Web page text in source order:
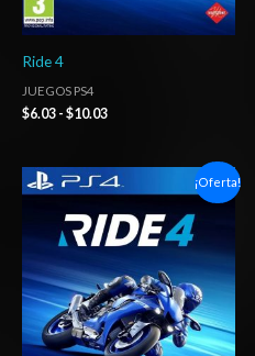
Ride 4
JUEGOS PS4
$6.03 - $10.03
¡Oferta!
Rango
de
precios:
desde
$4.00
$7.00